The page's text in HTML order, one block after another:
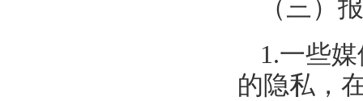
（三）
1.一些
的隐私，